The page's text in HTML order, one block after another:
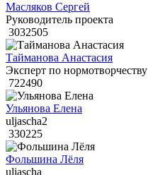
Масляков Сергей
Руководитель проекта
3032505
Тайманова Анастасия
Эксперт по нормотворчеству
722490
Ульянова Елена
uljascha2
330225
Фольшина Лёля
uljascha